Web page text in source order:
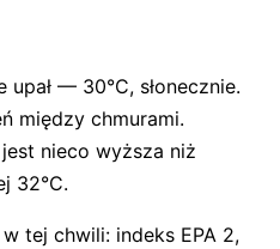
— 30°C, słonecznie.
między chmurami.
nieco wyższa niż
32°C.
tej chwili: indeks EPA 2,